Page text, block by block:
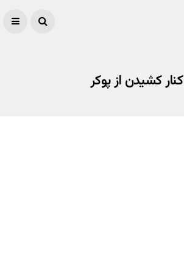
کنار کشیدن از پوکر